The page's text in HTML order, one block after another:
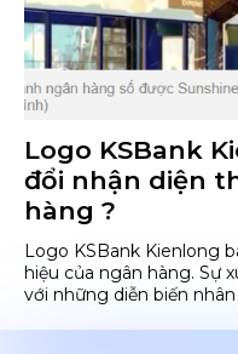
Logo KSBank
đổi nhận diện
hàng ?
Logo KSBank Kienlong
hiệu của ngân hàng. Sự
với những diễn biến nhân